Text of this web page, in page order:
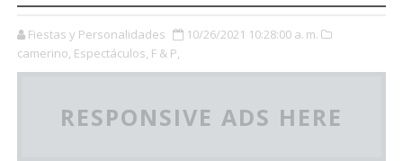
Fiestas y Personalidades
10/26/2021 10:28:00 a. m.
camerino, Espectáculos, F & P,
RESPONSIVE ADS HERE